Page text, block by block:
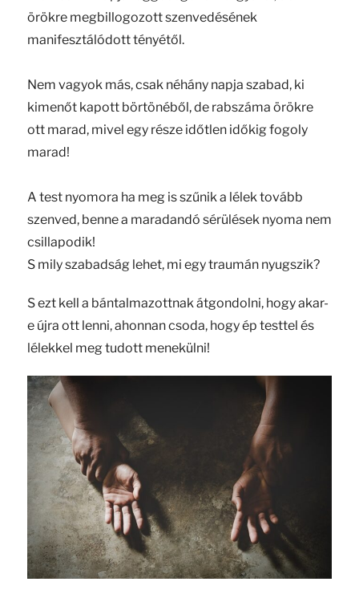
örökre megbillogozott szenvedésének
manifesztálódott tényétől.
Nem vagyok más, csak néhány napja szabad, ki
kimenőt kapott börtönéből, de rabszáma örökre
ott marad, mivel egy része időtlen időkig fogoly
marad!
A test nyomora ha meg is szűnik a lélek tovább
szenved, benne a maradandó sérülések nyoma nem
csillapodik!
S mily szabadság lehet, mi egy traumán nyugszik?
S ezt kell a bántalmazottnak átgondolni, hogy akar-
e újra ott lenni, ahonnan csoda, hogy ép testtel és
lélekkel meg tudott menekülni!